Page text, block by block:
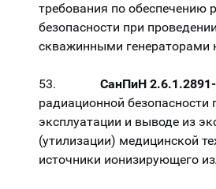
требования по обеспечению
безопасности при
скважинными генераторами
53. СанПиН
радиационной безопасности
эксплуатации и выводе из
(утилизации) медицинской
источники ионизирующего